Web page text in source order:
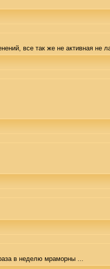
все так же не активная не
в неделю мраморны ...